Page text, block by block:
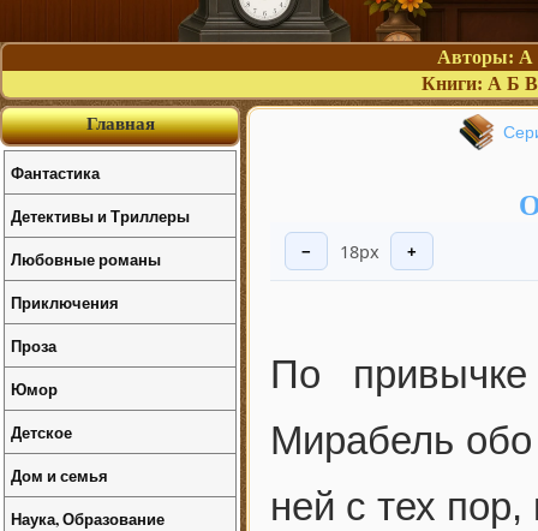
Авторы: А
Книги: А Б В
− 18px +
По
Мирабель
ней с тех
Главная
Фантастика
Детективы и Триллеры
Любовные романы
Приключения
Проза
Юмор
Детское
Дом и семья
Наука, Образование